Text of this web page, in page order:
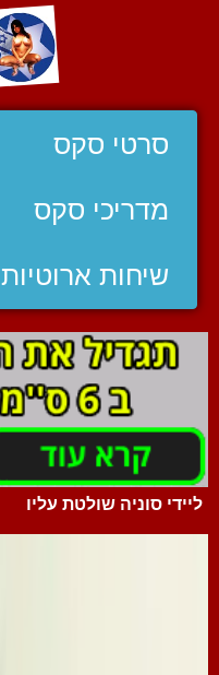
סרטי סקס
מדריכי סקס
שיחות ארוטיות
ליידי סוניה שולטת עליו